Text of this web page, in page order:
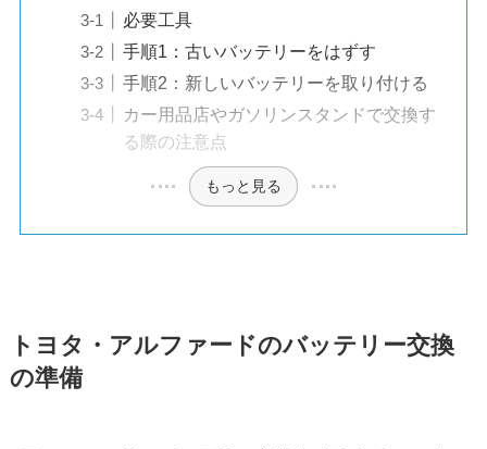
必要工具
手順1：古いバッテリーをはずす
手順2：新しいバッテリーを取り付ける
カー用品店やガソリンスタンドで交換す
る際の注意点
もっと見る
トヨタ・アルファードのバッテリー交換
の準備